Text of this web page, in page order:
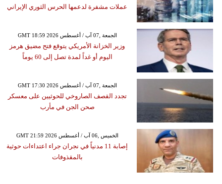
عملات مشفرة لدعمها الحرس الثوري الإيراني
GMT 18:59 2026 الجمعة ,07 آب / أغسطس
وزير الخزانة الأمريكي يتوقع فتح مضيق هرمز
اليوم أو غداً لمدة تصل إلى 60 يوماً
GMT 17:30 2026 الجمعة ,07 آب / أغسطس
تجدد القصف الصاروخي للحوثيين على معسكر
صحن الجن في مأرب
GMT 21:59 2026 الخميس ,06 آب / أغسطس
إصابة 11 مدنياً في نجران جراء اعتداءات حوثية
بالمقذوفات